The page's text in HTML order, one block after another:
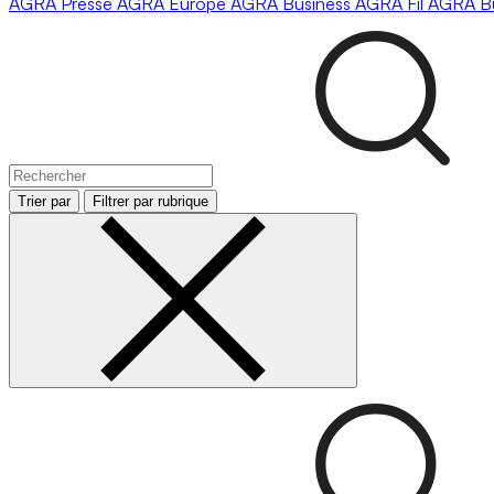
Trier par Filtrer par rubrique